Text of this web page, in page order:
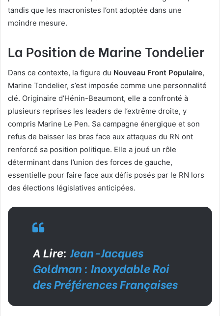
tandis que les macronistes l’ont adoptée dans une
moindre mesure.
La Position de Marine Tondelier
Dans ce contexte, la figure du Nouveau Front Populaire,
Marine Tondelier, s’est imposée comme une personnalité
clé. Originaire d’Hénin-Beaumont, elle a confronté à
plusieurs reprises les leaders de l’extrême droite, y
compris Marine Le Pen. Sa campagne énergique et son
refus de baisser les bras face aux attaques du RN ont
renforcé sa position politique. Elle a joué un rôle
déterminant dans l’union des forces de gauche,
essentielle pour faire face aux défis posés par le RN lors
des élections législatives anticipées.
A Lire: Jean-Jacques
Goldman : Inoxydable Roi
des Préférences Françaises